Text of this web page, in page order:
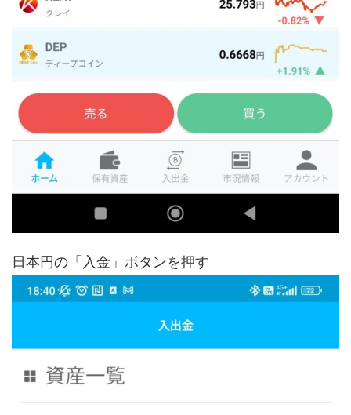
日本円の「入金」ボタンを押す